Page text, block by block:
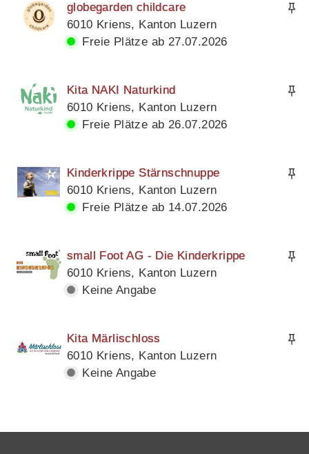
globegarden childcare
6010 Kriens, Kanton Luzern
Freie Plätze ab 27.07.2026
Kita NAKI Naturkind
6010 Kriens, Kanton Luzern
Freie Plätze ab 26.07.2026
Kinderkrippe Stärnschnuppe
6010 Kriens, Kanton Luzern
Freie Plätze ab 14.07.2026
small Foot AG - Die Kinderkrippe
6010 Kriens, Kanton Luzern
Keine Angabe
Kita Märlischloss
6010 Kriens, Kanton Luzern
Keine Angabe